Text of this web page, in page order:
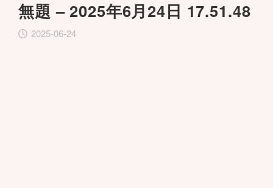
無題 – 2025年6月24日 17.51.48
2025-06-24